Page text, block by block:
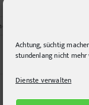
Achtung, süchtig
stundenlang nicht
Dienste verwalten